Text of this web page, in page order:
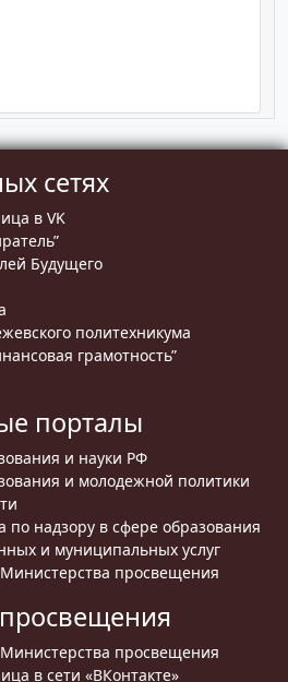
сетях
в VK
Будущего
политехникума
грамотность”
порталы
и науки РФ
и молодежной политики
по надзору в сфере образования
и муниципальных услуг
просвещения
просвещения
в сети «ВКонтакте»